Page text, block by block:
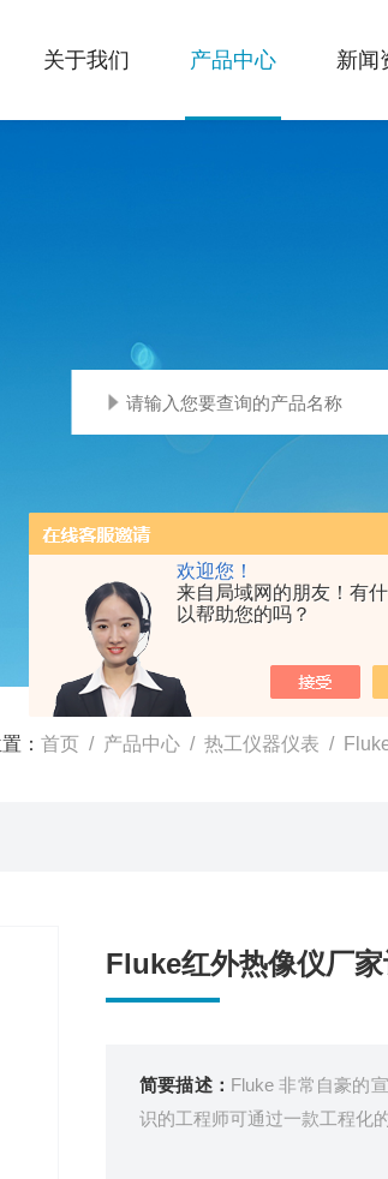
欢迎您！
来自局域网的朋友！有
以帮助您的吗？
关于我们 产品中心 新闻
： 首页 / 产品中心 / 热工仪器仪表 /
Fluke红外热像仪厂
简要描述： Fluke 非常自豪的
识的工程师可通过一款工程化